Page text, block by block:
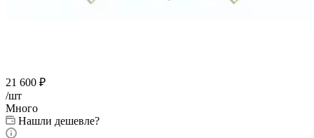
21 600 ₽
/шт
Много
Нашли дешевле?